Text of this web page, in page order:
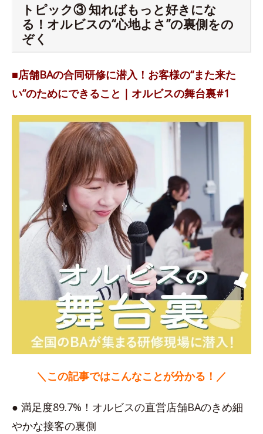
トピック③ 知ればもっと好きにな
る！オルビスの“心地よさ”の裏側をの
ぞく
■店舗BAの合同研修に潜入！お客様の“また来た
い”のためにできること｜オルビスの舞台裏#1
＼この記事ではこんなことが分かる！／
● 満足度89.7%！オルビスの直営店舗BAのきめ細
やかな接客の裏側